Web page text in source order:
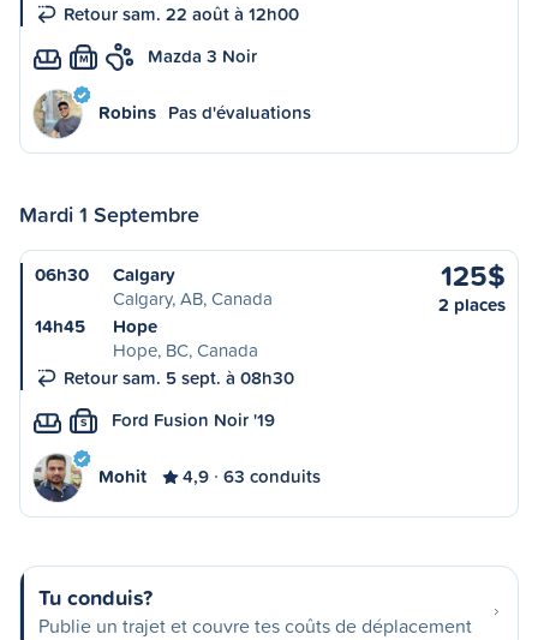
Retour sam. 22 août à 12h00
M Mazda 3 Noir
Robins Pas d'évaluations
Mardi 1 Septembre
06h30
Calgary
Calgary, AB, Canada
14h45
Hope
Hope, BC, Canada
Retour sam. 5 sept. à 08h30
125$
2 places
S Ford Fusion Noir '19
Mohit 4,9 63 conduits
Tu conduis?
Publie un trajet et couvre tes coûts de déplacement